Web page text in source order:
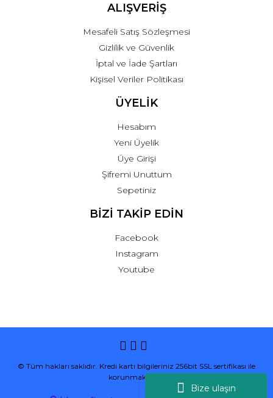
Bize ulaşın
ALIŞVERİŞ
Mesafeli Satış Sözleşmesi
Gizlilik ve Güvenlik
İptal ve İade Şartları
Kişisel Veriler Politikası
ÜYELİK
Hesabım
Yeni Üyelik
Üye Girişi
Şifremi Unuttum
Sepetiniz
BİZİ TAKİP EDİN
Facebook
Instagram
Youtube
© Tüm hakları saklıdır. Kredi kartı bilgileriniz 256bit SSL sertifikası ile
korunmaktadır.